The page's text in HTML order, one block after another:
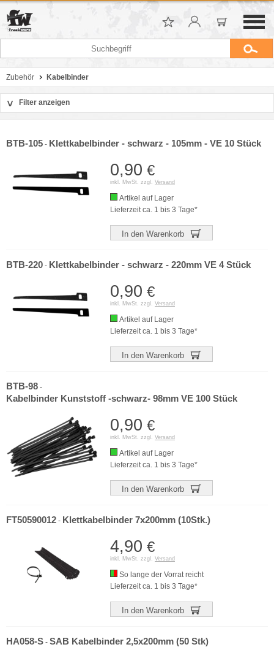
Zubehör Kabelbinder
> Filter anzeigen
BTB-105 - Klettkabelbinder - schwarz - 105mm - VE 10 Stück
0,90 €
inkl. MwSt. zzgl. Versand
Artikel auf Lager
Lieferzeit ca. 1 bis 3 Tage*
In den Warenkorb
BTB-220 - Klettkabelbinder - schwarz - 220mm VE 4 Stück
0,90 €
inkl. MwSt. zzgl. Versand
Artikel auf Lager
Lieferzeit ca. 1 bis 3 Tage*
In den Warenkorb
BTB-98 -
Kabelbinder Kunststoff -schwarz- 98mm VE 100 Stück
0,90 €
inkl. MwSt. zzgl. Versand
Artikel auf Lager
Lieferzeit ca. 1 bis 3 Tage*
In den Warenkorb
FT50590012 - Klettkabelbinder 7x200mm (10Stk.)
4,90 €
inkl. MwSt. zzgl. Versand
So lange der Vorrat reicht
Lieferzeit ca. 1 bis 3 Tage*
In den Warenkorb
HA058-S - SAB Kabelbinder 2,5x200mm (50 Stk)